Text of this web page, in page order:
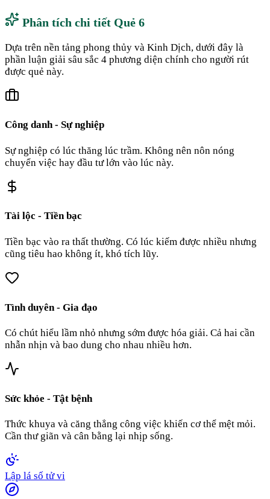
Phân tích chi tiết Quẻ 6
Dựa trên nền tảng phong thủy và Kinh Dịch, dưới đây là
phần luận giải sâu sắc 4 phương diện chính cho người rút
được quẻ này.
Công danh - Sự nghiệp
Sự nghiệp có lúc thăng lúc trầm. Không nên nôn nóng
chuyển việc hay đầu tư lớn vào lúc này.
Tài lộc - Tiền bạc
Tiền bạc vào ra thất thường. Có lúc kiếm được nhiều nhưng
cũng tiêu hao không ít, khó tích lũy.
Tình duyên - Gia đạo
Có chút hiểu lầm nhỏ nhưng sớm được hóa giải. Cả hai cần
nhẫn nhịn và bao dung cho nhau nhiều hơn.
Sức khỏe - Tật bệnh
Thức khuya và căng thẳng công việc khiến cơ thể mệt mỏi.
Cần thư giãn và cân bằng lại nhịp sống.
Lập lá số tử vi